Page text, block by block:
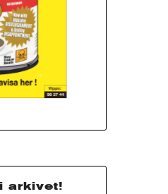
arkivet!